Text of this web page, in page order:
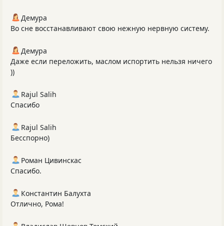
Демура
Во сне восстанавливают свою нежную нервную систему.
Демура
Даже если переложить, маслом испортить нельзя ничего
))
Rajul Salih
Спасибо
Rajul Salih
Бесспорно)
Роман Цивинскас
Спасибо.
Константин Балухта
Отлично, Рома!